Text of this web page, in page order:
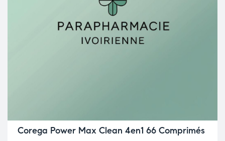
Corega Power Max Clean 4en1 66 Comprimés